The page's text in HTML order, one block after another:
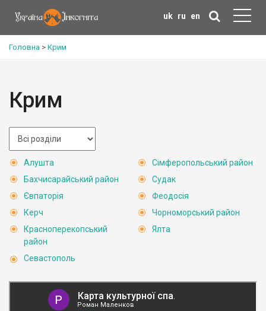
uk ru en
Головна > Крим
Крим
Алушта
Бахчисарайський район
Євпаторія
Керч
Красноперекопський
район
Севастополь
Сімферопольський район
Судак
Феодосія
Чорноморський район
Ялта